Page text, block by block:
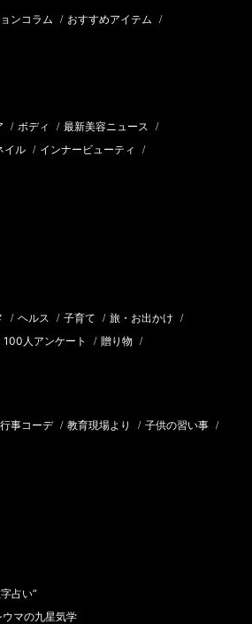
ンコラム / おすすめアイテム /
/ ボディ / 最新美容ニュース /
イル / インナービューティ /
/ ヘルス / 子育て / 旅・お出かけ /
100人アンケート / 贈り物 /
事コーデ / 教育現場より / 子供の習い事 /
占い”
ウマの九星気学